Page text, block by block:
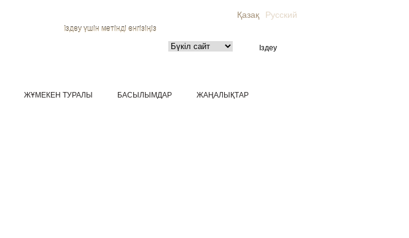
Қазақ Русский
Іздеу үшін мәтінді енгізіңіз
ЖҰМЕКЕН ТУРАЛЫ БАСЫЛЫМДАР ЖАҢАЛЫҚТАР